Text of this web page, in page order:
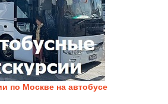
по Москве на автобусе